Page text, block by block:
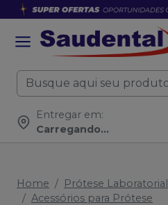
Entregar em:
Carregando...
Home
Prótese Laboratorial
Acessórios para Prótese